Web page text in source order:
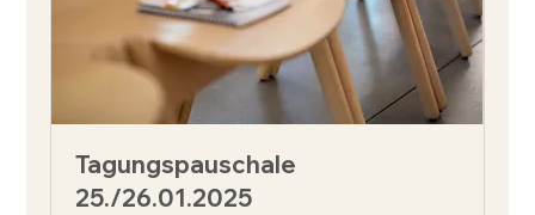
Tagungspauschale
25./26.01.2025